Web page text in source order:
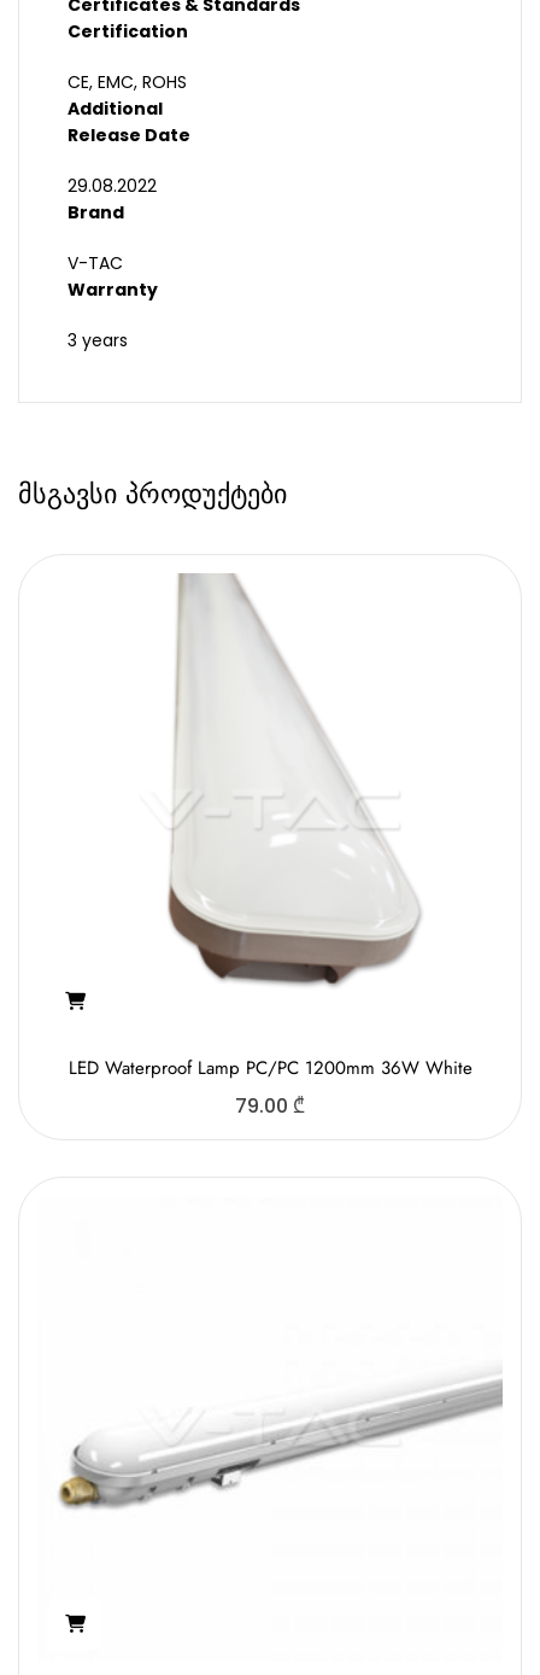
Certificates & Standards
Certification
CE, EMC, ROHS
Additional
Release Date
29.08.2022
Brand
V-TAC
Warranty
3 years
მსგავსი პროდუქტები
LED Waterproof Lamp PC/PC 1200mm 36W White
79.00 ₾